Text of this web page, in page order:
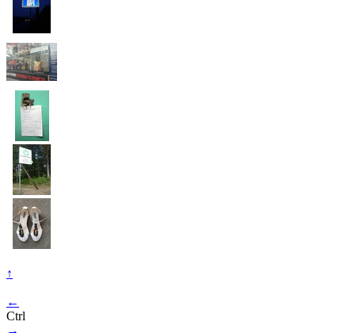
↑
←
Ctrl
→